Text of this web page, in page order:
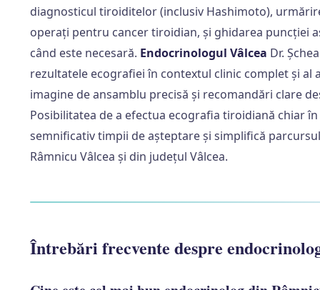
diagnosticul tiroiditelor (inclusiv Hashimoto),
operați pentru cancer tiroidian, și ghidarea puncției
când este necesară. Endocrinologul Vâlcea Dr.
rezultatele ecografiei în contextul clinic complet și
imagine de ansamblu precisă și recomandări clare
Posibilitatea de a efectua ecografia tiroidiană chiar
semnificativ timpii de așteptare și simplifică
Râmnicu Vâlcea și din județul Vâlcea.
Întrebări frecvente despre